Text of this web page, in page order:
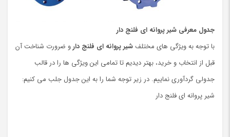
جدول معرفی شیر پروانه ای فلنج دار
با توجه به ویژگی های مختلف شیر پروانه ای فلنج دارو ضرورت شناخت آن
قبل از انتخاب و خرید، بهتر دیدیم تا تمامی این ویژگی ها را در قالب
جدولی گردآوری نماییم. در زیر توجه شما را به این جدول جلب می کنیم:
شیر پروانه ای فلنج دار